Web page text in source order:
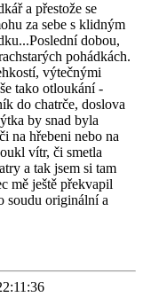
a přestože se
za sebe s klidným
dobou,
pohádkách.
výtečnými
tako otloukání -
do chatrče, doslova
by snad byla
na hřebeni nebo na
vítr, či smetla
a tak jsem si tam
mě ještě překvapil
soudu originální a